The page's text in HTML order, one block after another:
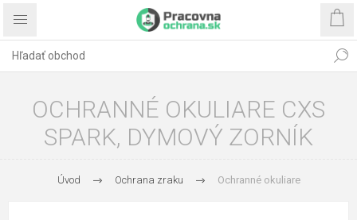
OCHRANNÉ OKULIARE CXS
SPARK, DYMOVÝ ZORNÍK
Úvod Ochrana zraku Ochranné okuliare